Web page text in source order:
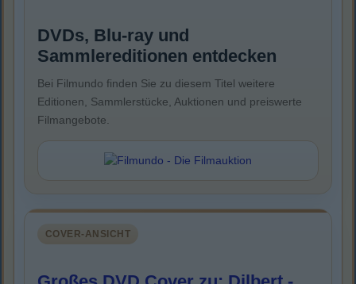
DVDs, Blu-ray und
Sammlereditionen entdecken
Bei Filmundo finden Sie zu diesem Titel weitere
Editionen, Sammlerstücke, Auktionen und preiswerte
Filmangebote.
COVER-ANSICHT